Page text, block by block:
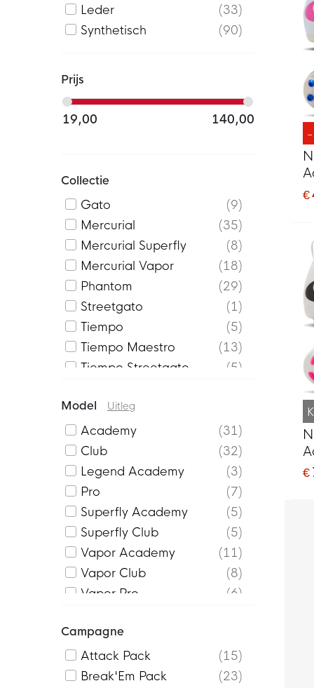
€
€
Leder
33
Synthetisch
90
Prijs
19,00 140,00
Collectie
Gato
9
Mercurial
35
Mercurial Superfly
8
Mercurial Vapor
18
Phantom
29
Streetgato
1
Tiempo
5
Tiempo Maestro
13
Tiempo Streetgato
5
Model Uitleg
Academy
31
Club
32
Legend Academy
3
Pro
7
Superfly Academy
5
Superfly Club
5
Vapor Academy
11
Vapor Club
8
Vapor Pro
6
Campagne
Attack Pack
15
Break'Em Pack
23